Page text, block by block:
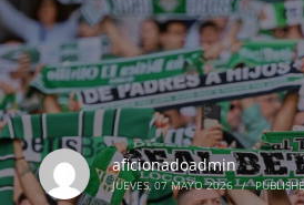
aficionadoadmin
JUEVES, 07 MAYO 2026 /